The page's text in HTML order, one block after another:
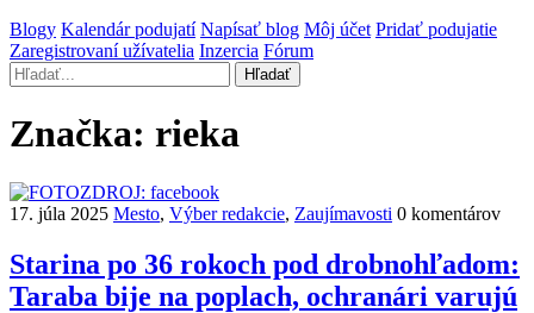
Blogy Kalendár podujatí Napísať blog Môj účet Pridať podujatie
Zaregistrovaní užívatelia Inzercia Fórum
Hľadať
Značka: rieka
17. júla 2025 Mesto, Výber redakcie, Zaujímavosti 0 komentárov
Starina po 36 rokoch pod drobnohľadom:
Taraba bije na poplach, ochranári varujú